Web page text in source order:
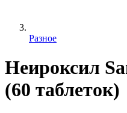
Разное
Неироксил
(60 таблеток)